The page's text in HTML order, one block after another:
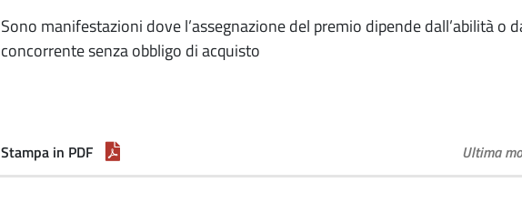
Sono manifestazioni dove l’assegnazione del premio dipende dall’abilità o
concorrente senza obbligo di acquisto
Stampa in PDF Ultima